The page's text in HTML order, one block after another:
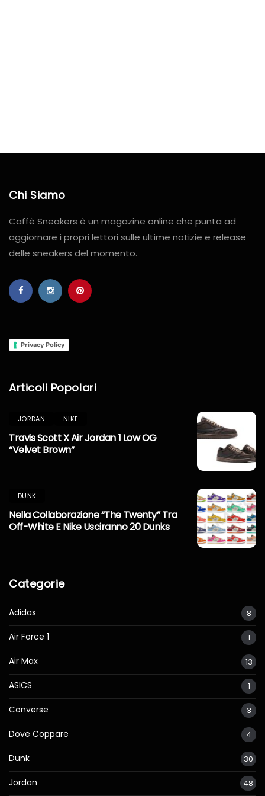
Chi Siamo
Caffè Sneakers è un magazine online che punta ad
aggiornare i propri lettori sulle ultime notizie e release
delle sneakers del momento.
Privacy Policy
Articoli Popolari
JORDAN NIKE
Travis Scott X Air Jordan 1 Low OG
“Velvet Brown”
DUNK
Nella Collaborazione “The Twenty” Tra
Off-White E Nike Usciranno 20 Dunks
Categorie
Adidas 8
Air Force 1 1
Air Max 13
ASICS 1
Converse 3
Dove Coppare 4
Dunk 30
Jordan 48